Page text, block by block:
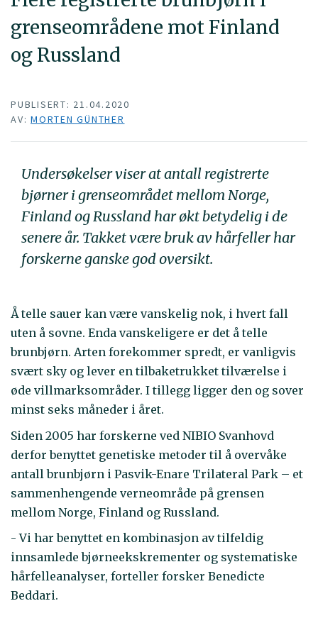
grenseområdene mot Finland
og Russland
PUBLISERT: 21.04.2020
AV: MORTEN GÜNTHER
Undersøkelser viser at antall registrerte
bjørner i grenseområdet mellom Norge,
Finland og Russland har økt betydelig i de
senere år. Takket være bruk av hårfeller har
forskerne ganske god oversikt.
Å telle sauer kan være vanskelig nok, i hvert fall
uten å sovne. Enda vanskeligere er det å telle
brunbjørn. Arten forekommer spredt, er vanligvis
svært sky og lever en tilbaketrukket tilværelse i
øde villmarksområder. I tillegg ligger den og sover
minst seks måneder i året.
Siden 2005 har forskerne ved NIBIO Svanhovd
derfor benyttet genetiske metoder til å overvåke
antall brunbjørn i Pasvik-Enare Trilateral Park – et
sammenhengende verneområde på grensen
mellom Norge, Finland og Russland.
- Vi har benyttet en kombinasjon av tilfeldig
innsamlede bjørneekskrementer og systematiske
hårfelleanalyser, forteller forsker Benedicte
Beddari.